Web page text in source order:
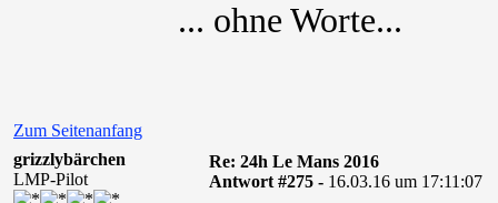
... ohne Worte...
Zum Seitenanfang
grizzlybärchen
LMP-Pilot
Re: 24h Le Mans 2016
Antwort #275 - 16.03.16 um 17:11:07